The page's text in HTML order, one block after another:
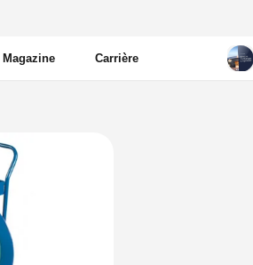
Magazine Carrière